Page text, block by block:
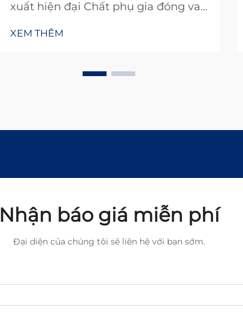
xuất hiện đại Chất phụ gia đóng vai
xuất hiện đại trên nhiều ngành
chúng là những chất được trộn vào
XEM THÊM
Nhận báo giá miễn phí
Đại diện của chúng tôi sẽ liên hệ với bạn sớm.